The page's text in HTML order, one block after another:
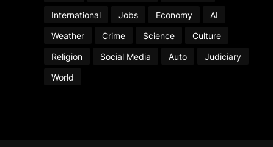
International
Jobs Economy
AI
Weather
Crime Science
Culture
Religion
Social Media Auto
Judiciary
World